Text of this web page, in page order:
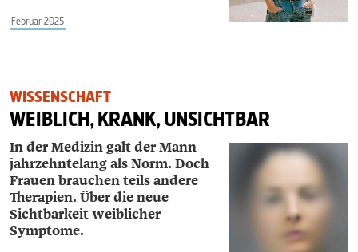
Februar 2025
WISSENSCHAFT
WEIBLICH, KRANK, UNSICHTBAR
In der Medizin galt der Mann
jahrzehntelang als Norm. Doch
Frauen brauchen teils andere
Therapien. Über die neue
Sichtbarkeit weiblicher
Symptome.